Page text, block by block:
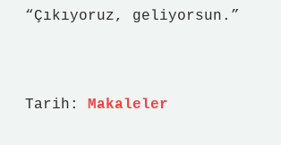
“Çıkıyoruz, geliyorsun.”
Tarih: Makaleler